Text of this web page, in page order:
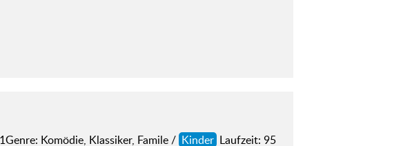
Komödie, Klassiker, Famile / Kinder Laufzeit: 95